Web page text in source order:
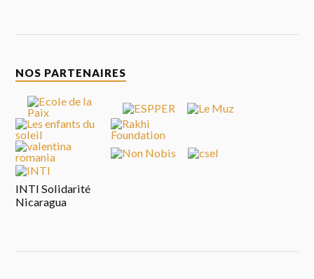
NOS PARTENAIRES
INTI Solidarité
Nicaragua